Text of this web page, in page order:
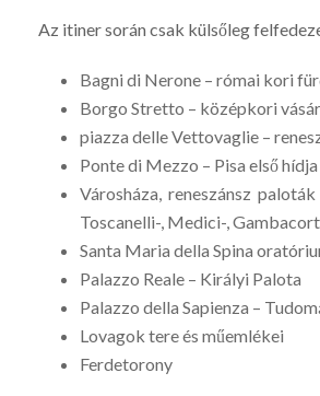
Az itiner során csak külsőleg
Bagni di Nerone – római kori
Borgo Stretto – középkori
piazza delle Vettovaglie –
Ponte di Mezzo – Pisa első
Városháza, reneszánsz
Toscanelli-, Medici-,
Santa Maria della Spina
Palazzo Reale – Királyi Palota
Palazzo della Sapienza –
Lovagok tere és műemlékei
Ferdetorony